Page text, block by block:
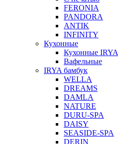
FERONIA
PANDORA
ANTIK
INFINITY
Кухонные
Кухонные IRYA
Вафельные
IRYA бамбук
WELLA
DREAMS
DAMLA
NATURE
DURU-SPA
DAISY
SEASIDE-SPA
DERIN